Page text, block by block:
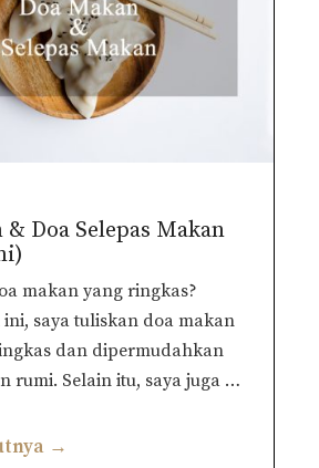
& Doa Selepas Makan
makan yang ringkas?
saya tuliskan doa makan
dan dipermudahkan
rumi. Selain itu, saya juga …
→